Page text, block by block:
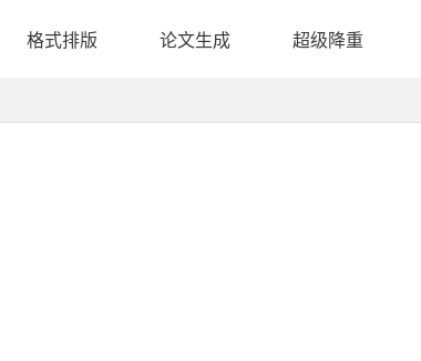
格式排版 论文生成 超级降重